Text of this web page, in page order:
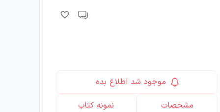
موجود شد اطلاع بده
مشخصات
نمونه کتاب